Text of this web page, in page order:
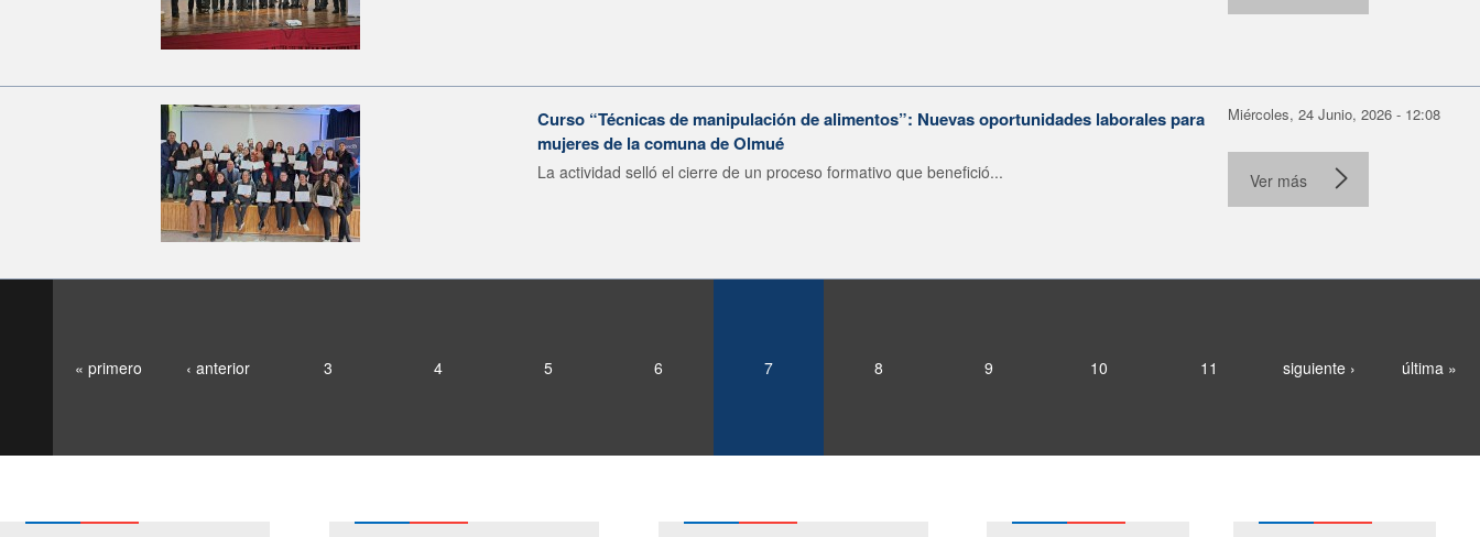
Curso “Técnicas de manipulación de alimentos”: Nuevas oportunidades laborales para
mujeres de la comuna de Olmué
La actividad selló el cierre de un proceso formativo que benefició...
Miércoles, 24 Junio, 2026 - 12:08
Ver más
« primero ‹ anterior 3 4 5 6 7 8 9 10 11 siguiente › última »